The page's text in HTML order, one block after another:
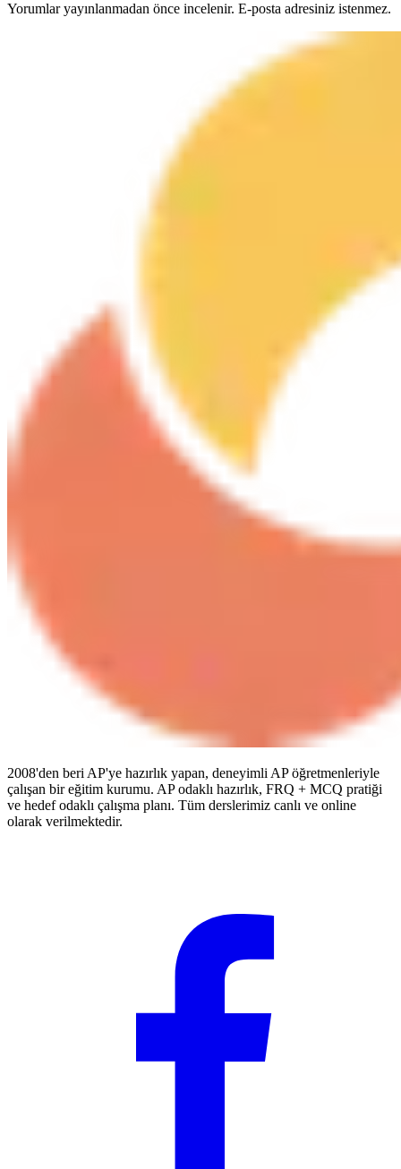
Yorumlar yayınlanmadan önce incelenir. E-posta adresiniz istenmez.
2008'den beri AP'ye hazırlık yapan, deneyimli AP öğretmenleriyle
çalışan bir eğitim kurumu. AP odaklı hazırlık, FRQ + MCQ pratiği
ve hedef odaklı çalışma planı. Tüm derslerimiz canlı ve online
olarak verilmektedir.